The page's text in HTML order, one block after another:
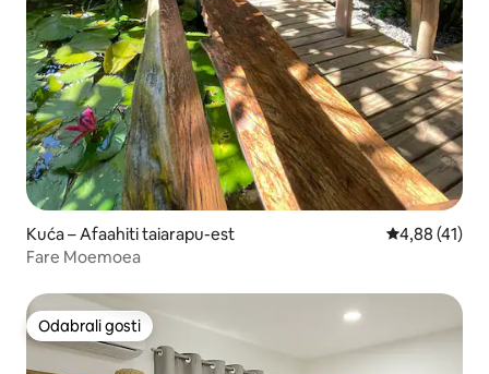
Kuća – Afaahiti taiarapu-est Prosječna
4,88 (41)
Fare Moemoea
Odabrali gosti
Odabrali gosti